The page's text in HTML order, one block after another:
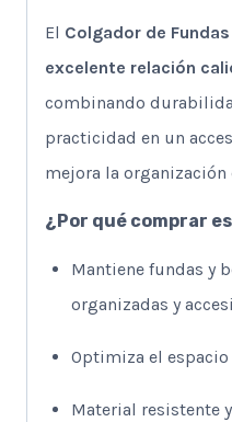
El Colgador de
excelente relación
combinando
practicidad en un
mejora la
¿Por qué comprar
Mantiene fundas y
organizadas y
Optimiza el
Material resistente